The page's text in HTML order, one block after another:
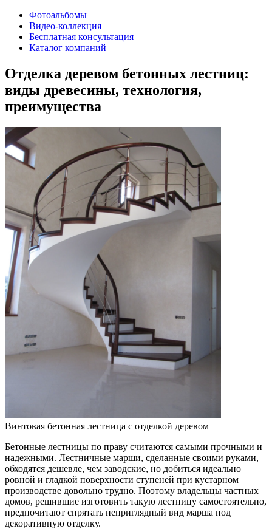
Фотоальбомы
Видео-коллекция
Бесплатная консультация
Каталог компаний
Отделка деревом бетонных лестниц:
виды древесины, технология,
преимущества
Винтовая бетонная лестница с отделкой деревом
Бетонные лестницы по праву считаются самыми прочными и
надежными. Лестничные марши, сделанные своими руками,
обходятся дешевле, чем заводские, но добиться идеально
ровной и гладкой поверхности ступеней при кустарном
производстве довольно трудно. Поэтому владельцы частных
домов, решившие изготовить такую лестницу самостоятельно,
предпочитают спрятать неприглядный вид марша под
декоративную отделку.